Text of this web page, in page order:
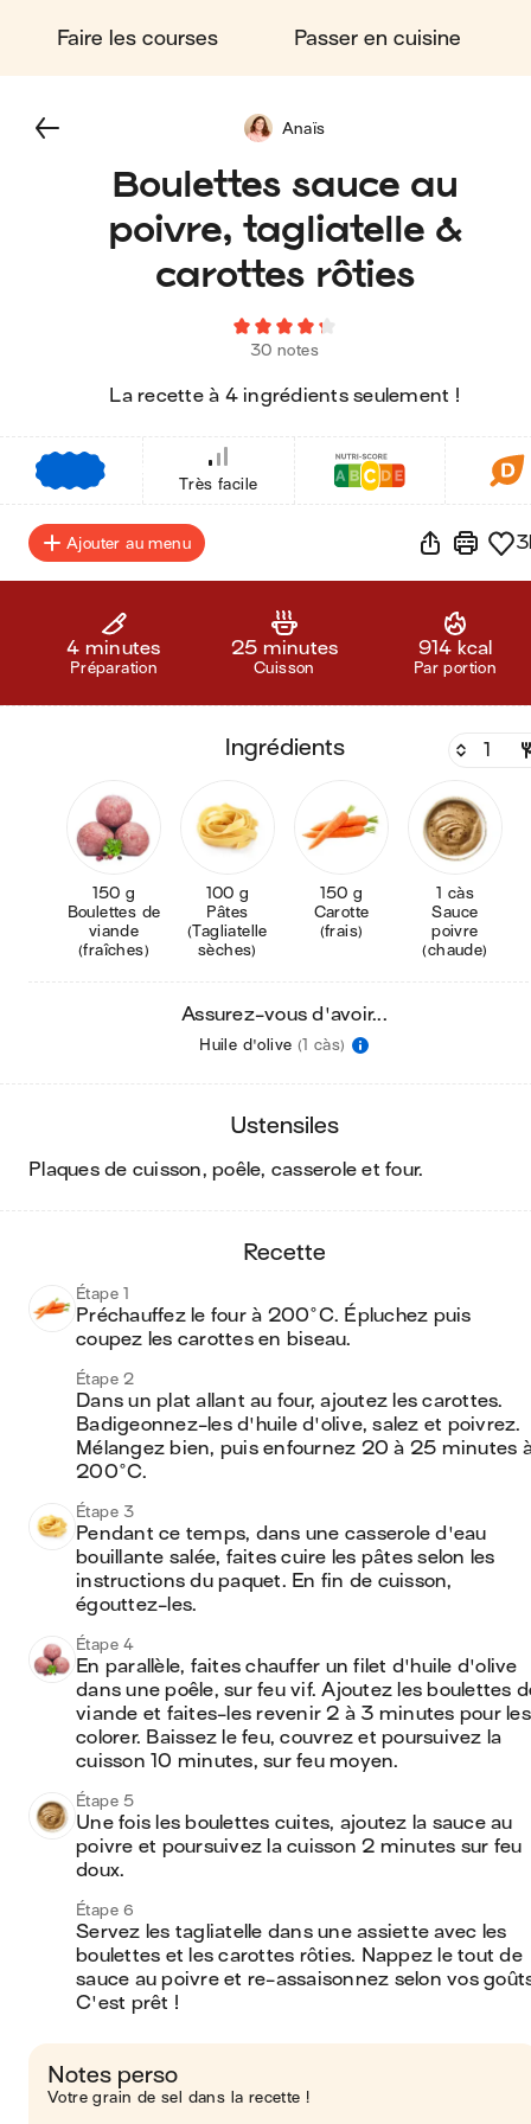
Faire les courses Passer en cuisine
Boulettes sauce au
poivre, tagliatelle &
carottes rôties
30 notes
La recette à 4 ingrédients seulement !
Anaïs
Très facile
Ajouter au menu
4 minutes
Préparation
25 minutes
Cuisson
914 kcal
Par portion
ingrédients
150 g
Boulettes de
viande
(fraîches)
100 g
Pâtes
(Tagliatelle
sèches)
150 g
Carotte
(frais)
1 càs
Sauce
poivre
(chaude)
Assurez-vous d'avoir...
Huile d'olive (1 càs)
ustensiles
plaques de cuisson, poêle, casserole et four.
recette
Étape 1
Préchauffez le four à 200°C. Épluchez puis
coupez les carottes en biseau.
Étape 2
Dans un plat allant au four, ajoutez les carottes.
Badigeonnez-les d'huile d'olive, salez et poivrez.
Mélangez bien, puis enfournez 20 à 25 minutes
200°C.
Étape 3
Pendant ce temps, dans une casserole d'eau
bouillante salée, faites cuire les pâtes selon les
instructions du paquet. En fin de cuisson,
égouttez-les.
Étape 4
En parallèle, faites chauffer un filet d'huile d'olive
dans une poêle, sur feu vif. Ajoutez les boulettes
viande et faites-les revenir 2 à 3 minutes pour les
colorer. Baissez le feu, couvrez et poursuivez la
cuisson 10 minutes, sur feu moyen.
Étape 5
Une fois les boulettes cuites, ajoutez la sauce au
poivre et poursuivez la cuisson 2 minutes sur feu
doux.
Étape 6
Servez les tagliatelle dans une assiette avec les
boulettes et les carottes rôties. Nappez le tout de
sauce au poivre et re-assaisonnez selon vos
C'est prêt !
Notes perso
Votre grain de sel dans la recette !